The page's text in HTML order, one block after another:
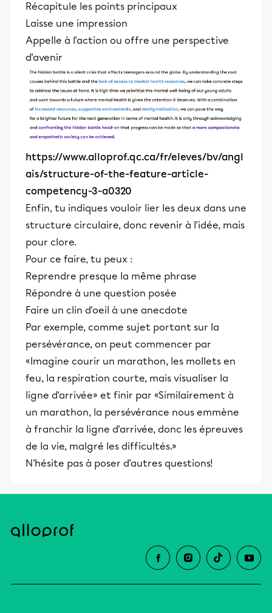
Récapitule les points principaux
Laisse une impression
Appelle à l'action ou offre une perspective
d'avenir
https://www.alloprof.qc.ca/fr/eleves/bv/angl
ais/structure-of-the-feature-article-
competency-3-a0320
Enfin, tu indiques vouloir lier les deux dans une
structure circulaire, donc revenir à l'idée, mais
pour clore.
Pour ce faire, tu peux :
Reprendre presque la même phrase
Répondre à une question posée
Faire un clin d'oeil à une anecdote
Par exemple, comme sujet portant sur la
persévérance, on peut commencer par
«Imagine courir un marathon, les mollets en
feu, la respiration courte, mais visualiser la
ligne d'arrivée» et finir par «Similairement à
un marathon, la persévérance nous emmène
à franchir la ligne d'arrivée, donc les épreuves
de la vie, malgré les difficultés.»
N'hésite pas à poser d'autres questions!